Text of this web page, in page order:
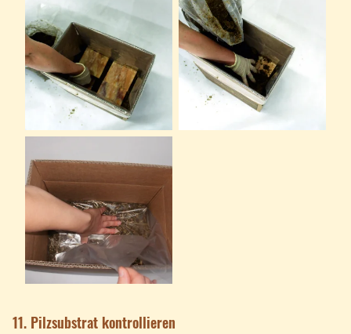
11. Pilzsubstrat kontrollieren